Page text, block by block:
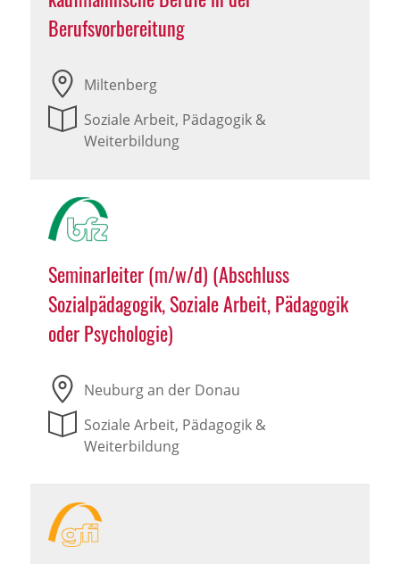
Berufsvorbereitung
Miltenberg
Soziale Arbeit, Pädagogik &
Weiterbildung
Seminarleiter (m/w/d) (Abschluss
Sozialpädagogik, Soziale Arbeit, Pädagogik
oder Psychologie)
Neuburg an der Donau
Soziale Arbeit, Pädagogik &
Weiterbildung